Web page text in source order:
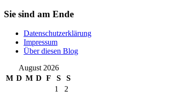
Sie sind am Ende
Datenschutzerklärung
Impressum
Über diesen Blog
August 2026
M D M D F S
S
1
2